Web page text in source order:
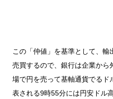
この「仲値」を基準として、
売買するので、銀行は企業か
場で円を売って基軸通貨でるド
表される9時55分には円安ドル